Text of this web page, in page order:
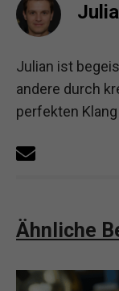
Julian ist
andere durch
perfekten
Ähnliche